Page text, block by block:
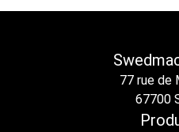
77 rue de
67700